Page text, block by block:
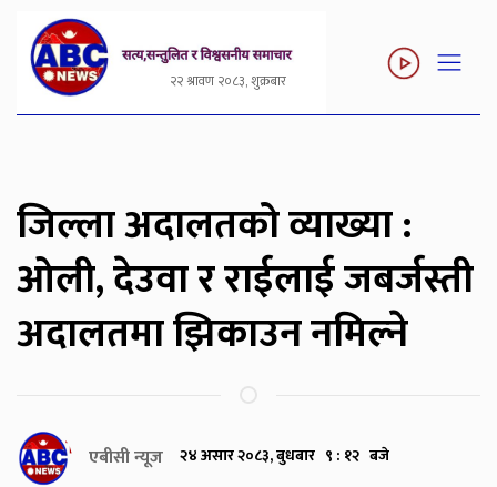
२२ श्रावण २०८३, शुक्रबार
जिल्ला अदालतको व्याख्या :
ओली, देउवा र राईलाई जबर्जस्ती
अदालतमा झिकाउन नमिल्ने
एबीसी न्यूज २४ असार २०८३, बुधबार ९ : १२ बजे